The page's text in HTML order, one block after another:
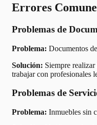
Errores
Problemas de
Problema: Documentos
Solución: Siempre
trabajar con profesionales
Problemas de
Problema: Inmuebles sin